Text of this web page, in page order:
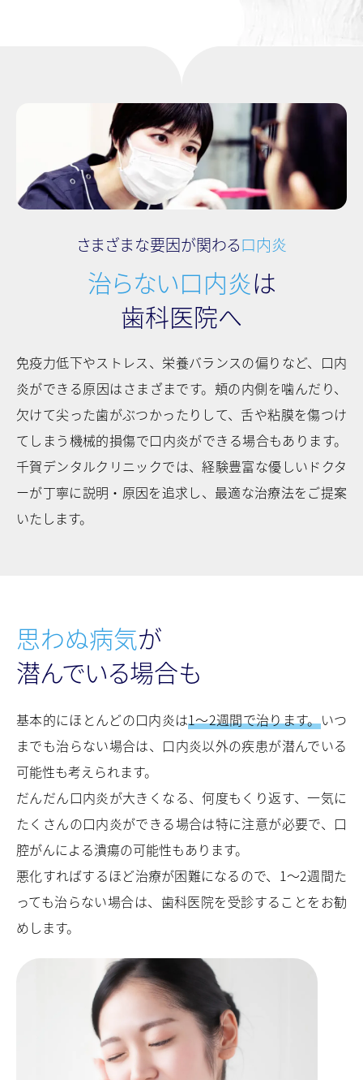
さまざまな要因が関わる口内炎
治らない口内炎は
⻭科医院へ
免疫力低下やストレス、栄養バランスの偏りなど、口内
炎ができる原因はさまざまです。頬の内側を噛んだり、
欠けて尖った⻭がぶつかったりして、舌や粘膜を傷つけ
てしまう機械的損傷で口内炎ができる場合もあります。
千賀デンタルクリニックでは、経験豊富な優しいドクタ
ーが丁寧に説明・原因を追求し、最適な治療法をご提案
いたします。
思わぬ病気が
潜んでいる場合も
基本的にほとんどの口内炎は1〜2週間で治ります。いつ
までも治らない場合は、口内炎以外の疾患が潜んでいる
可能性も考えられます。
だんだん口内炎が大きくなる、何度もくり返す、一気に
たくさんの口内炎ができる場合は特に注意が必要で、口
腔がんによる潰瘍の可能性もあります。
悪化すればするほど治療が困難になるので、1〜2週間た
っても治らない場合は、⻭科医院を受診することをお勧
めします。